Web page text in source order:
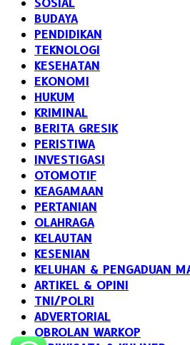
SOSIAL
BUDAYA
PENDIDIKAN
TEKNOLOGI
KESEHATAN
EKONOMI
HUKUM
KRIMINAL
BERITA GRESIK
PERISTIWA
INVESTIGASI
OTOMOTIF
KEAGAMAAN
PERTANIAN
OLAHRAGA
KELAUTAN
KESENIAN
KELUHAN & PENGADUAN
ARTIKEL & OPINI
TNI/POLRI
ADVERTORIAL
OBROLAN WARKOP